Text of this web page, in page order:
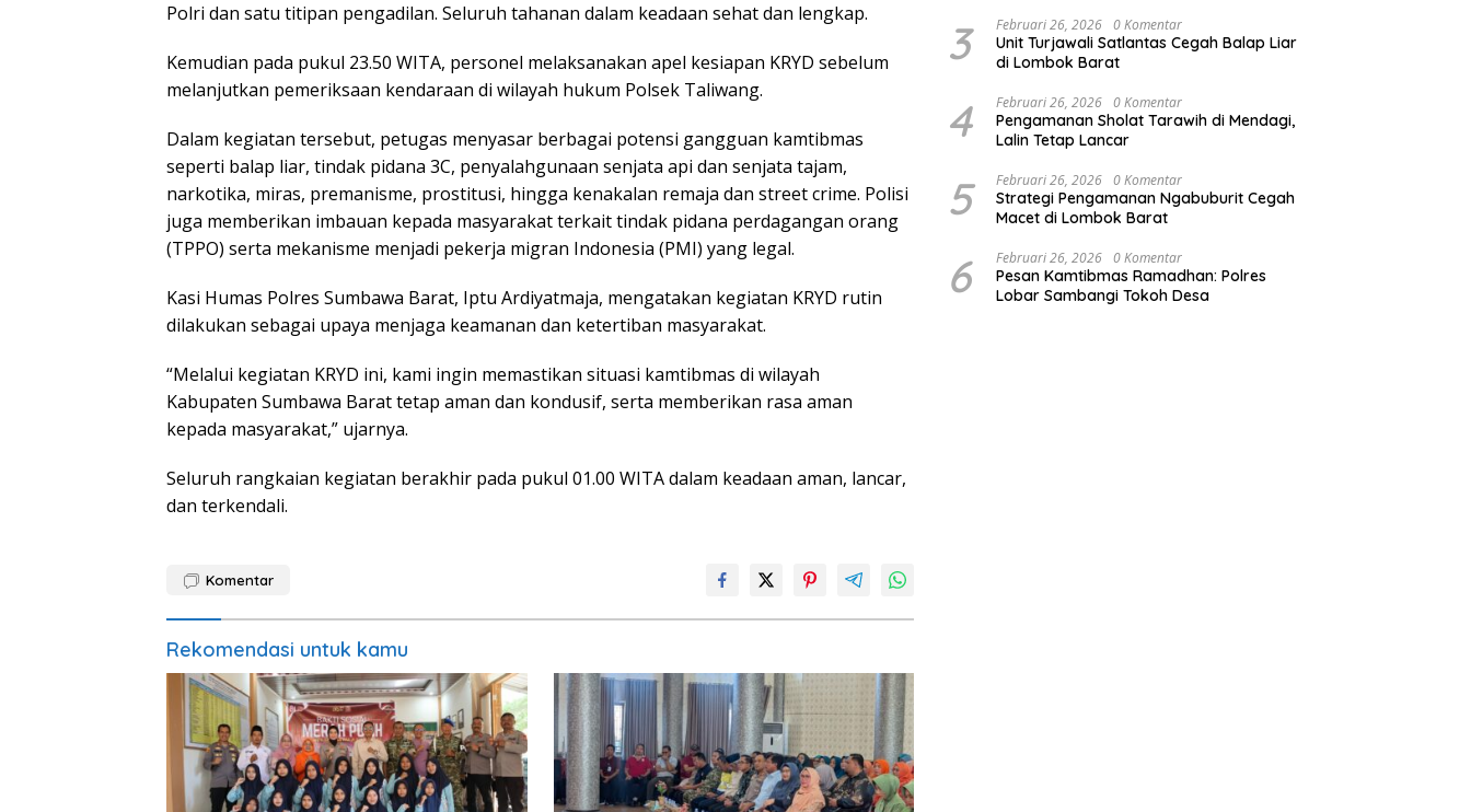
Polri dan satu titipan pengadilan. Seluruh tahanan dalam keadaan sehat dan lengkap.
Kemudian pada pukul 23.50 WITA, personel melaksanakan apel kesiapan KRYD sebelum
melanjutkan pemeriksaan kendaraan di wilayah hukum Polsek Taliwang.
Dalam kegiatan tersebut, petugas menyasar berbagai potensi gangguan kamtibmas
seperti balap liar, tindak pidana 3C, penyalahgunaan senjata api dan senjata tajam,
narkotika, miras, premanisme, prostitusi, hingga kenakalan remaja dan street crime. Polisi
juga memberikan imbauan kepada masyarakat terkait tindak pidana perdagangan orang
(TPPO) serta mekanisme menjadi pekerja migran Indonesia (PMI) yang legal.
Kasi Humas Polres Sumbawa Barat, Iptu Ardiyatmaja, mengatakan kegiatan KRYD rutin
dilakukan sebagai upaya menjaga keamanan dan ketertiban masyarakat.
“Melalui kegiatan KRYD ini, kami ingin memastikan situasi kamtibmas di wilayah
Kabupaten Sumbawa Barat tetap aman dan kondusif, serta memberikan rasa aman
kepada masyarakat,” ujarnya.
Seluruh rangkaian kegiatan berakhir pada pukul 01.00 WITA dalam keadaan aman, lancar,
dan terkendali.
Komentar
Rekomendasi untuk kamu
3 Februari 26, 2026 0 Komentar
Unit Turjawali Satlantas Cegah Balap Liar
di Lombok Barat
4 Februari 26, 2026 0 Komentar
Pengamanan Sholat Tarawih di Mendagi,
Lalin Tetap Lancar
5 Februari 26, 2026 0 Komentar
Strategi Pengamanan Ngabuburit Cegah
Macet di Lombok Barat
6 Februari 26, 2026 0 Komentar
Pesan Kamtibmas Ramadhan: Polres
Lobar Sambangi Tokoh Desa